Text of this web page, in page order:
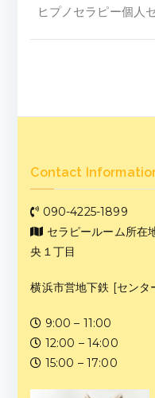
ヒプノセラピー個人
Contact
090-4225-1899
セラピールーム所在
央１丁目
横浜市営地下鉄 [セン
9:00 – 11:00
12:00 – 14:00
15:00 – 17:00